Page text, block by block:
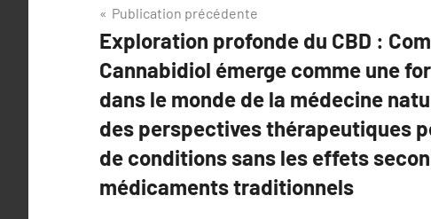
Navigation
de
l’article
Publication précédente
Exploration profonde du CBD :
Cannabidiol émerge comme une
dans le monde de la médecine
des perspectives thérapeutiques
de conditions sans les effets
médicaments traditionnels